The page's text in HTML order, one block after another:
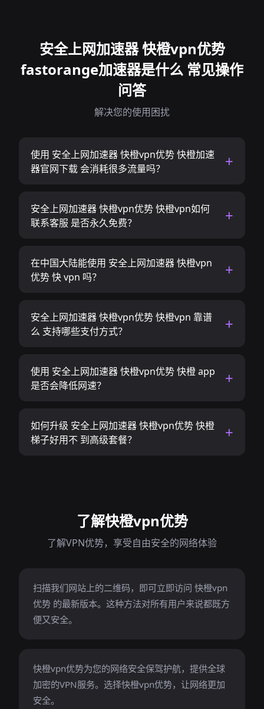
安全上网加速器 快橙vpn优势
fastorange加速器是什么 常见操作
问答
解决您的使用困扰
使用 安全上网加速器 快橙vpn优势 快橙加速
器官网下载 会消耗很多流量吗？
安全上网加速器 快橙vpn优势 快橙vpn如何
联系客服 是否永久免费？
在中国大陆能使用 安全上网加速器 快橙vpn
优势 快 vpn 吗？
安全上网加速器 快橙vpn优势 快橙vpn 靠谱
么 支持哪些支付方式？
使用 安全上网加速器 快橙vpn优势 快橙 app
是否会降低网速？
如何升级 安全上网加速器 快橙vpn优势 快橙
梯子好用不 到高级套餐？
了解快橙vpn优势
了解VPN优势，享受自由安全的网络体验
扫描我们网站上的二维码，即可立即访问 快橙vpn
优势 的最新版本。这种方法对所有用户来说都既方
便又安全。
快橙vpn优势为您的网络安全保驾护航，提供全球
加密的VPN服务。选择快橙vpn优势，让网络更加
安全。